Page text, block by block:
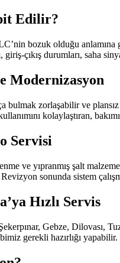
Edilir?
bozuk olduğu
giriş-çıkış durumları, saha
Modernizasyon
bulmak zorlaşabilir ve
kolaylaştıran,
Servisi
ve yıpranmış şalt
sonunda sistem
Hızlı Servis
Gebze, Dilovası,
gerekli hazırlığı yapabilir.